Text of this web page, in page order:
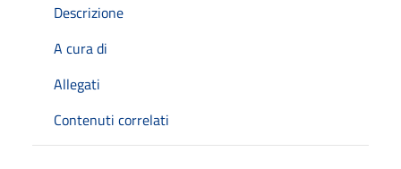
Descrizione
A cura di
Allegati
Contenuti correlati